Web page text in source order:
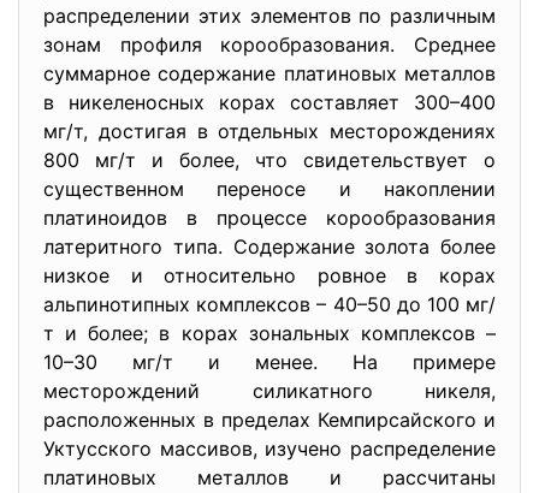
распределении этих элементов по различным
зонам профиля корообразования. Среднее
суммарное содержание платиновых металлов
в никеленосных корах составляет 300–400
мг/т, достигая в отдельных месторождениях
800 мг/т и более, что свидетельствует о
существенном переносе и накоплении
платиноидов в процессе корообразования
латеритного типа. Содержание золота более
низкое и относительно ровное в корах
альпинотипных комплексов – 40–50 до 100 мг/
т и более; в корах зональных комплексов –
10–30 мг/т и менее. На примере
месторождений силикатного никеля,
расположенных в пределах Кемпирсайского и
Уктусского массивов, изучено распределение
платиновых металлов и рассчитаны